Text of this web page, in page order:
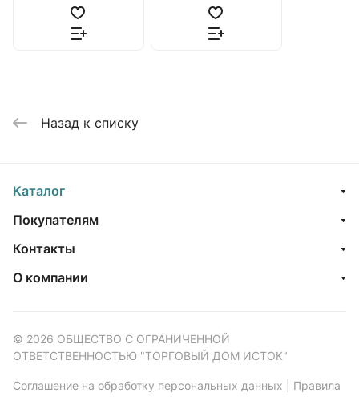
Назад к списку
Каталог
Покупателям
Контакты
О компании
© 2026 ОБЩЕСТВО С ОГРАНИЧЕННОЙ
ОТВЕТСТВЕННОСТЬЮ "ТОРГОВЫЙ ДОМ ИСТОК"
Соглашение на обработку персональных данных
Правила